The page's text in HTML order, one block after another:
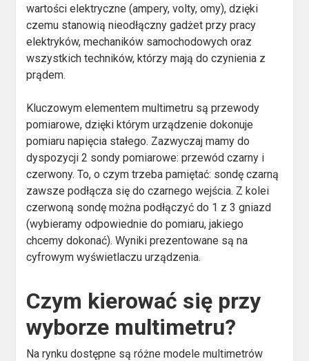
wartości elektryczne (ampery, volty, omy), dzięki
czemu stanowią nieodłączny gadżet przy pracy
elektryków, mechaników samochodowych oraz
wszystkich techników, którzy mają do czynienia z
prądem.
Kluczowym elementem multimetru są przewody
pomiarowe, dzięki którym urządzenie dokonuje
pomiaru napięcia stałego. Zazwyczaj mamy do
dyspozycji 2 sondy pomiarowe: przewód czarny i
czerwony. To, o czym trzeba pamiętać: sondę czarną
zawsze podłącza się do czarnego wejścia. Z kolei
czerwoną sondę można podłączyć do 1 z 3 gniazd
(wybieramy odpowiednie do pomiaru, jakiego
chcemy dokonać). Wyniki prezentowane są na
cyfrowym wyświetlaczu urządzenia.
Czym kierować się przy
wyborze multimetru?
Na rynku dostępne są różne modele multimetrów